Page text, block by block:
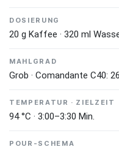
Namen verdient –
DOSIERUNG
20 g Kaffee · 320 ml
MAHLGRAD
Grob · Comandante C40:
TEMPERATUR · ZIELZEIT
94 °C · 3:00–3:30 Min.
POUR-SCHEMA